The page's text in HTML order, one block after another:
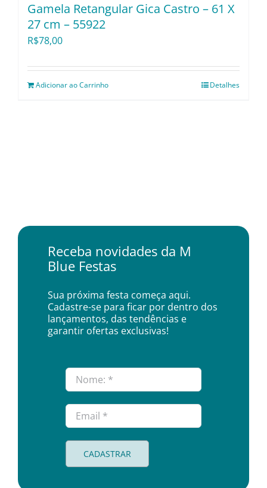
Gamela Retangular Gica Castro – 61 X
27 cm – 55922
R$78,00
Adicionar ao Carrinho Detalhes
Receba novidades da M
Blue Festas
Sua próxima festa começa aqui.
Cadastre-se para ficar por dentro dos
lançamentos, das tendências e
garantir ofertas exclusivas!
CADASTRAR